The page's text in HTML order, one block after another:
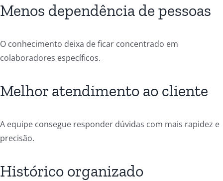
Menos dependência de pessoas
O conhecimento deixa de ficar concentrado em
colaboradores específicos.
Melhor atendimento ao cliente
A equipe consegue responder dúvidas com mais rapidez e
precisão.
Histórico organizado